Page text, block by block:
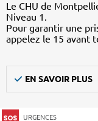
Le CHU de
Niveau 1.
Pour garantir une
appelez le 15 avant
EN SAVOIR PLUS
URGENCES